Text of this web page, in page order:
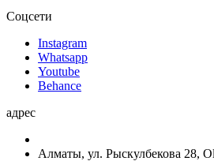
Соцсети
Instagram
Whatsapp
Youtube
Behance
адрес
Алматы, ул. Рыскулбекова 28,